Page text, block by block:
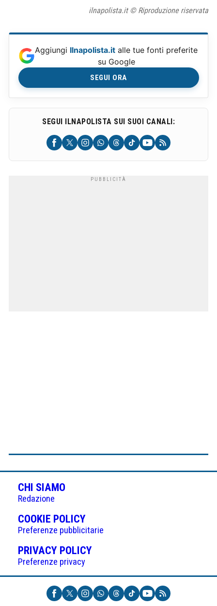
ilnapolista.it © Riproduzione riservata
Aggiungi Ilnapolista.it alle tue fonti preferite
su Google
SEGUI ORA
SEGUI ILNAPOLISTA SUI SUOI CANALI:
CHI SIAMO
Redazione
COOKIE POLICY(APRE
IN
UNA
NUOVA
Preferenze pubblicitarie
PRIVACY POLICY(APRE
UNA
NUOVA
SCHEDA)
Preferenze privacy